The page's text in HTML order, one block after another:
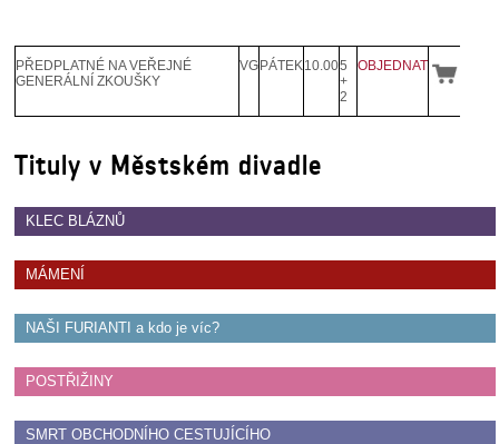
DÁLE NABÍZÍME
PŘEDPLATNÉ NA VEŘEJNÉ
GENERÁLNÍ ZKOUŠKY
VG PÁTEK10.005
+
2
OBJEDNAT
Tituly v Městském divadle
KLEC BLÁZNŮ
MÁMENÍ
NAŠI FURIANTI a kdo je víc?
POSTŘIŽINY
SMRT OBCHODNÍHO CESTUJÍCÍHO